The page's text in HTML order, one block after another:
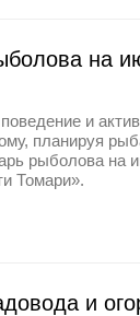
на
и
планируя
рыболова на
Томари».
и